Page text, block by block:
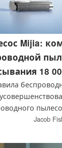
Mijia:
18
до 18
Кроме того,
Jacob